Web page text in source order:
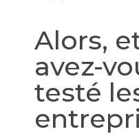
Alors,
avez-
testé